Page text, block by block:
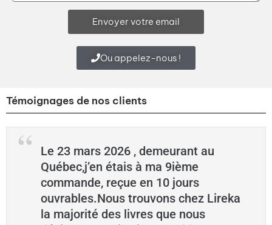
Envoyer votre email
Ou appelez-nous !
Témoignages de nos clients
Le 23 mars 2026 , demeurant au
Québec,j’en étais à ma 9ième
commande, reçue en 10 jours
ouvrables.Nous trouvons chez Lireka
la majorité des livres que nous